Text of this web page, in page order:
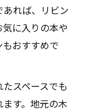
れば、リビン
に入りの本や
おすすめで
スペースでも
す。地元の木